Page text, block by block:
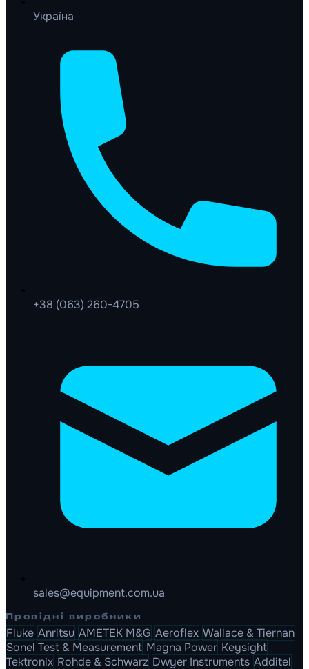
Україна
+38 (063) 260-4705
sales@equipment.com.ua
Провідні виробники
Fluke Anritsu AMETEK M&G Aeroflex Wallace & Tiernan
Sonel Test & Measurement Magna Power Keysight
Tektronix Rohde & Schwarz Dwyer Instruments Additel